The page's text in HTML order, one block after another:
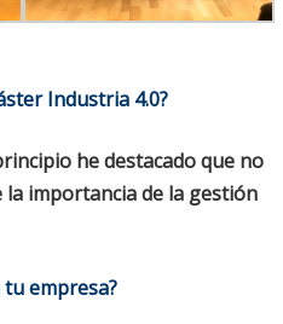
Industria 4.0?
he destacado que no
importancia de la gestión
empresa?